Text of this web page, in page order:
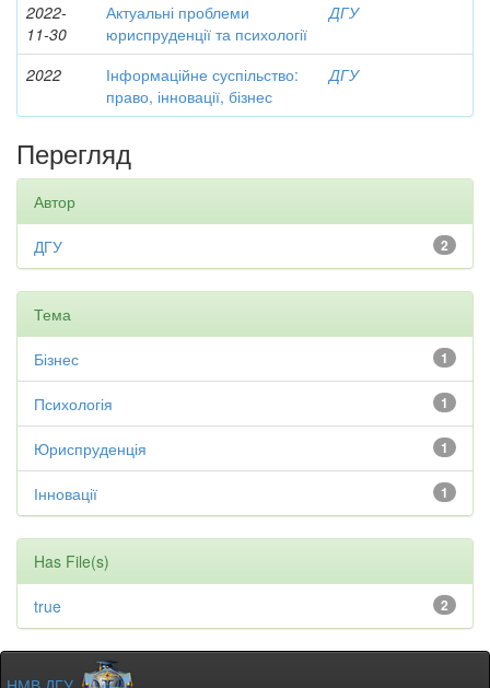
2022-
11-30
Актуальні проблеми
юриспруденції та психології
ДГУ
2022
Інформаційне суспільство:
право, інновації, бізнес
ДГУ
Перегляд
Автор
2
ДГУ
Тема
1
Бізнес
1
Психологія
1
Юриспруденція
1
Інновації
Has File(s)
2
true